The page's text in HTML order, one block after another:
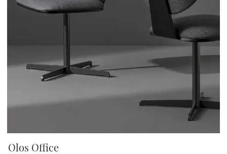
Olos Office